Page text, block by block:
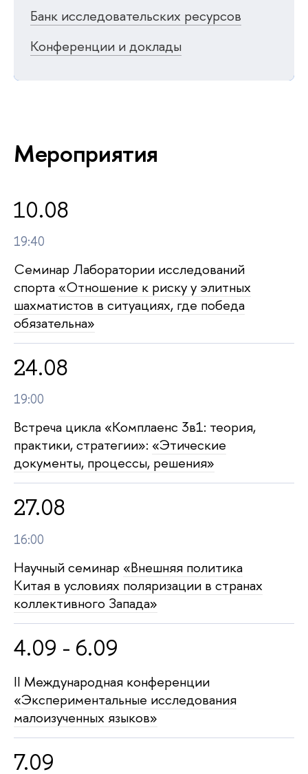
Банк исследовательских ресурсов
Конференции и доклады
Мероприятия
10.08
19:40
Семинар Лаборатории исследований
спорта «Отношение к риску у элитных
шахматистов в ситуациях, где победа
обязательна»
24.08
19:00
Встреча цикла «Комплаенс 3в1: теория,
практики, стратегии»: «Этические
документы, процессы, решения»
27.08
16:00
Научный семинар «Внешняя политика
Китая в условиях поляризации в странах
коллективного Запада»
4.09 - 6.09
II Международная конференции
«Экспериментальные исследования
малоизученных языков»
7.09